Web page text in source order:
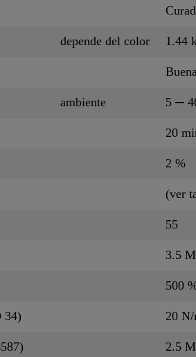
depende del color 1.44
Buena
ambiente 5 ─
20
2 %
(ver
55
3.5
500
34) 20
2.5